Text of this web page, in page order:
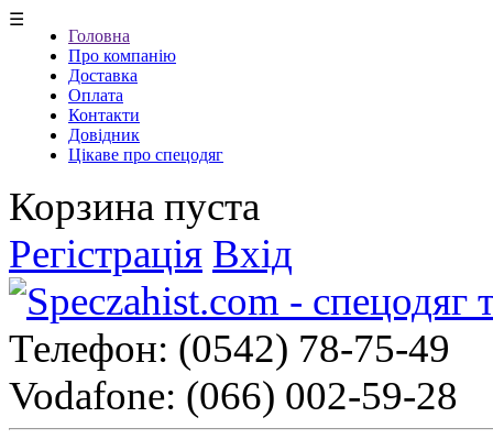
☰
Головна
Про компанію
Доставка
Оплата
Контакти
Довідник
Цікаве про спецодяг
Корзина пуста
Регістрація Вхід
Телефон: (0542) 78-75-49
Vodafone: (066) 002-59-28